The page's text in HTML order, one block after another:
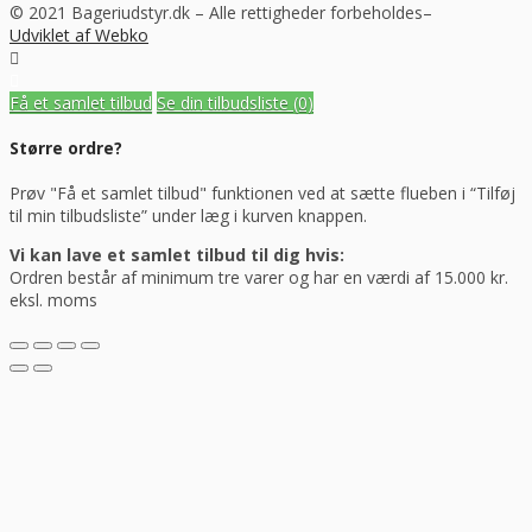
© 2021 Bageriudstyr.dk – Alle rettigheder forbeholdes–
Udviklet af Webko
Få et samlet tilbud Se din tilbudsliste (0)
Større ordre?
Prøv "Få et samlet tilbud" funktionen ved at sætte flueben i “Tilføj
til min tilbudsliste” under læg i kurven knappen.
Vi kan lave et samlet tilbud til dig hvis:
Ordren består af minimum tre varer og har en værdi af 15.000 kr.
eksl. moms